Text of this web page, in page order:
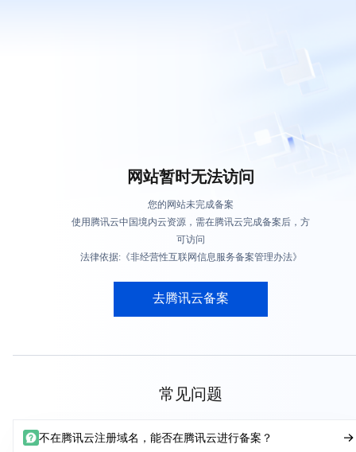
网站暂时无法访问
您的网站未完成备案
使用腾讯云中国境内云资源，需在腾讯云完成备案后，方
可访问
法律依据:《非经营性互联网信息服务备案管理办法》
去腾讯云备案
常见问题
不在腾讯云注册域名，能否在腾讯云进行备案？